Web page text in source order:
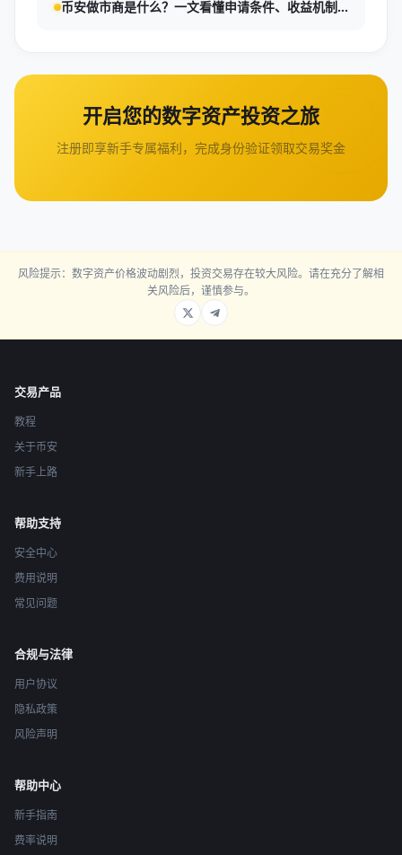
币安做市商是什么？一文看懂申请条件、收益机制
开启您的数字资产投资之旅
注册即享新手专属福利，完成身份验证领取交易奖金
风险提示：数字资产价格波动剧烈，投资交易存在较大风险。请在充分了解相
关风险后，谨慎参与。
交易产品
教程
关于币安
新手上路
帮助支持
安全中心
费用说明
常见问题
合规与法律
用户协议
隐私政策
风险声明
帮助中心
新手指南
费率说明